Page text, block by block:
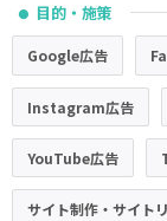
● 目的・施策
Google広告
Instagram広告
YouTube広告
サイト制作・サイト